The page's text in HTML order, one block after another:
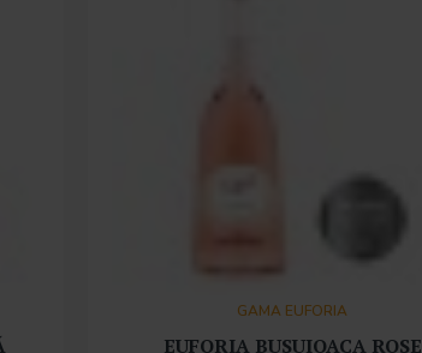
GAMA EUFORIA
EUFORIA BUSUIOACA ROSE